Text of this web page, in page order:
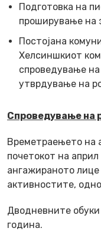
Подготовка на
проширување на
Постојана
Хелсиншкиот
спроведување
утврдување на
Спроведување на
Времетраењето на
почетокот на
ангажираното
активностите,
Дводневните
година.